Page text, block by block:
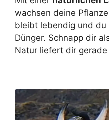
wachsen deine
bleibt lebendig und du
Dünger. Schnapp dir
Natur liefert dir